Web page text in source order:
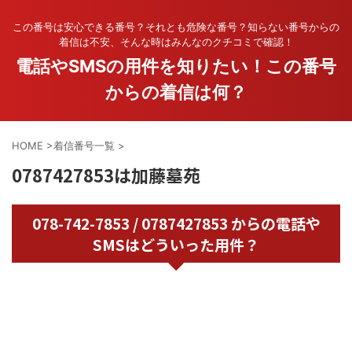
この番号は安心できる番号？それとも危険な番号？知らない番号からの
着信は不安、そんな時はみんなのクチコミで確認！
電話やSMSの用件を知りたい！この番号
からの着信は何？
HOME >着信番号一覧 >
0787427853は加藤墓苑
078-742-7853 / 0787427853 からの電話や
SMSはどういった用件？